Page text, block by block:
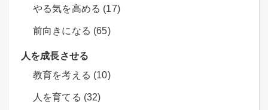
やる気を高める (17)
前向きになる (65)
人を成長させる
教育を考える (10)
人を育てる (32)